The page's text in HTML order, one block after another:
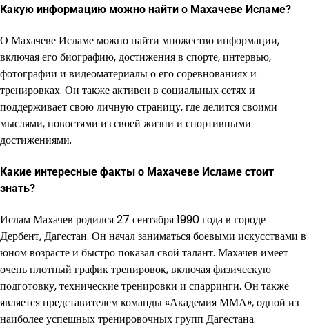
Какую информацию можно найти о Махачеве Исламе?
О Махачеве Исламе можно найти множество информации,
включая его биографию, достижения в спорте, интервью,
фотографии и видеоматериалы о его соревнованиях и
тренировках. Он также активен в социальных сетях и
поддерживает свою личную страницу, где делится своими
мыслями, новостями из своей жизни и спортивными
достижениями.
Какие интересные факты о Махачеве Исламе стоит
знать?
Ислам Махачев родился 27 сентября 1990 года в городе
Дербент, Дагестан. Он начал заниматься боевыми искусствами в
юном возрасте и быстро показал свой талант. Махачев имеет
очень плотный график тренировок, включая физическую
подготовку, технические тренировки и спарринги. Он также
является представителем команды «Академия ММА», одной из
наиболее успешных тренировочных групп Дагестана.